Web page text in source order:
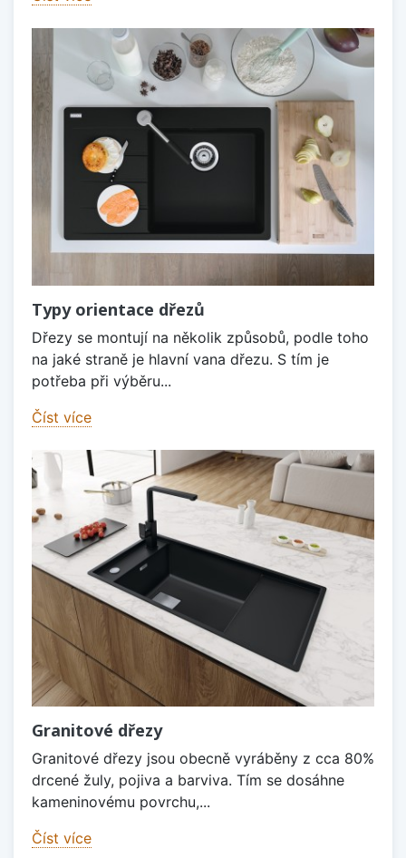
Typy orientace dřezů
Dřezy se montují na několik způsobů, podle toho
na jaké straně je hlavní vana dřezu. S tím je
potřeba při výběru...
Číst více
Granitové dřezy
Granitové dřezy jsou obecně vyráběny z cca 80%
drcené žuly, pojiva a barviva. Tím se dosáhne
kameninovému povrchu,...
Číst více